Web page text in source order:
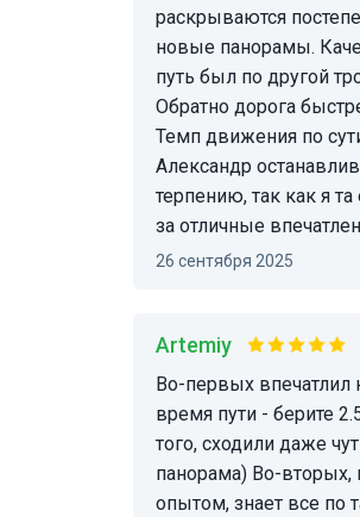
раскрываются
новые панорамы.
путь был по другой
Обратно дорога
Темп движения по
Александр
терпению, так как я
за отличные
26 сентября 2025
Artemiy
Во-первых впечатлил конечно же маршрут. По своему опыту, если не хотите экономить во
время пути - берите
того, сходили даже
панорама) Во-вторых,
опытом, знает все по